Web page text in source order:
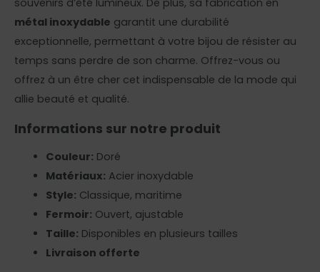
métal inoxydable garantit une durabilité
exceptionnelle, permettant à votre bijou de résister au
temps sans perdre de son charme. Offrez-vous ou
offrez à un être cher cet indispensable de la mode qui
allie beauté et qualité.
Informations sur notre produit
Couleur: Doré
Matériaux: Acier inoxydable
Style: Classique, maritime
Fermoir: Ouvert, ajustable
Taille: Disponibles en plusieurs tailles
Livraison offerte